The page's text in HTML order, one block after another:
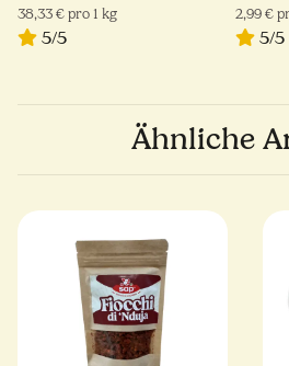
38,33 € pro 1 kg
5/5
2,99 €
5/5
Ähnliche